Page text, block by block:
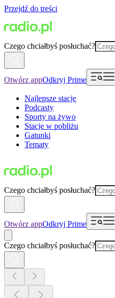
Przejdź do treści
Czego chciałbyś posłuchać?
Otwórz appOdkryj Prime
Najlepsze stacje
Podcasty
Sporty na żywo
Stacje w pobliżu
Gatunki
Tematy
Czego chciałbyś posłuchać?
Otwórz appOdkryj Prime
Czego chciałbyś posłuchać?